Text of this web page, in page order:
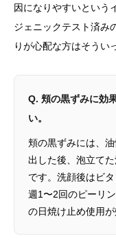
因になりやすいという
ジェニックテスト済み
りが心配な方はそうい
Q. 頬の黒ずみに効
い。
頬の黒ずみには、
出した後、泡立て
です。洗顔後はビ
週1〜2回のピーリ
の日焼け止め使用が